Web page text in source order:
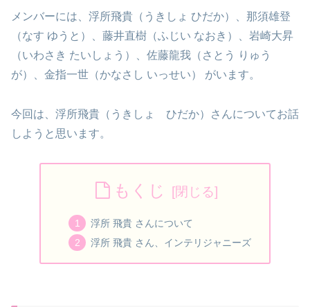
メンバーには、浮所飛貴（うきしょ ひだか）、那須雄登
（なす ゆうと）、藤井直樹（ふじい なおき）、岩崎大昇
（いわさき たいしょう）、佐藤龍我（さとう りゅう
が）、金指一世（かなさし いっせい） がいます。
今回は、浮所飛貴（うきしょ ひだか）さんについてお話
しようと思います。
もくじ
浮所 飛貴 さんについて
浮所 飛貴 さん、インテリジャニーズ